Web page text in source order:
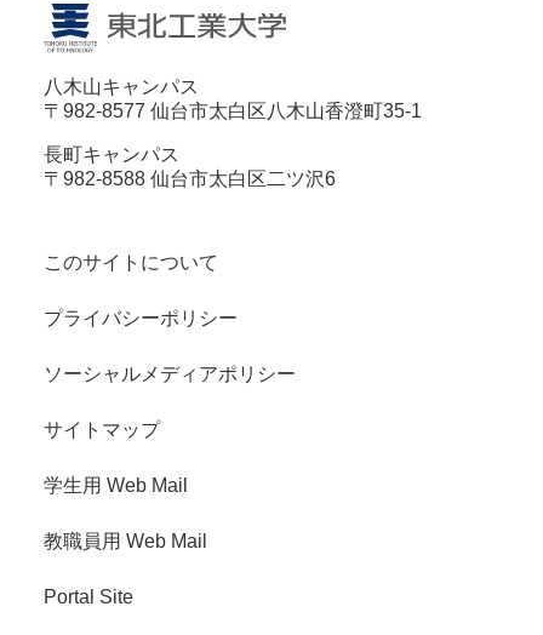
八木山キャンパス
〒982-8577 仙台市太白区八木山香澄町35-1
長町キャンパス
〒982-8588 仙台市太白区二ツ沢6
このサイトについて
プライバシーポリシー
ソーシャルメディアポリシー
サイトマップ
学生用 Web Mail
教職員用 Web Mail
Portal Site